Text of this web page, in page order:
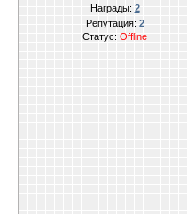
Награды: 2
Репутация: 2
Статус: Offline